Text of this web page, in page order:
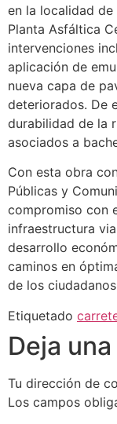
en la localidad
Planta Asfáltica
intervenciones
aplicación de
nueva capa de
deteriorados. De
durabilidad de la
asociados a
Con esta obra
Públicas y
compromiso con
infraestructura
desarrollo
caminos en
de los
Etiquetado
Deja
Tu dirección de
Los campos